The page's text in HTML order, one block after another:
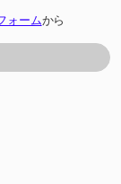
ォームから